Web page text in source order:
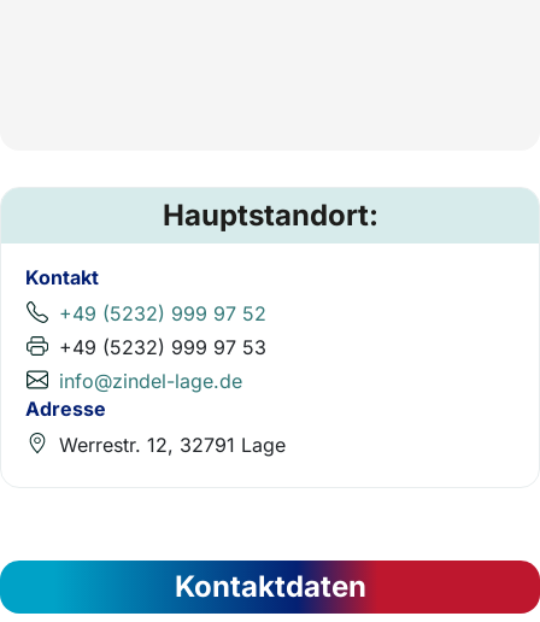
Hauptstandort:
Kontakt
+49 (5232) 999 97 52
+49 (5232) 999 97 53
info@zindel-lage.de
Adresse
Werrestr. 12, 32791 Lage
Kontaktdaten